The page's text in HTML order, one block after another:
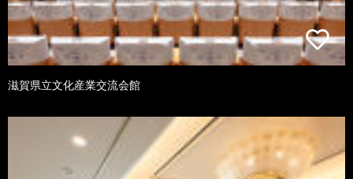
滋賀県立文化産業交流会館